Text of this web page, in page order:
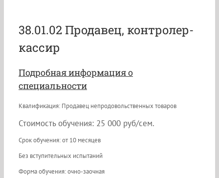
38.01.02 Продавец, контролер-
кассир
Подробная информация о
специальности
Квалификация: Продавец непродовольственных товаров
Стоимость обучения: 25 000 руб/сем.
Срок обучения: от 10 месяцев
Без вступительных испытаний
Форма обучения: очно-заочная